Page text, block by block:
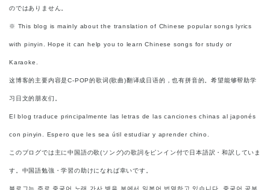
のではありません。
※ This blog is mainly about the translation of Chinese popular songs lyrics
with pinyin. Hope it can help you to learn Chinese songs for study or
Karaoke.
这博客的主要内容是C-POP的歌词(歌曲)翻译成日语的，也有拼音的。希望能够帮助学
习日文的朋友们。
El blog traduce principalmente las letras de las canciones chinas al japonés
con pinyin. Espero que les sea útil estudiar y aprender chino.
このブログでは主に中国語の歌(ソング)の歌詞をピンイン付で日本語訳・和訳していま
す。中国語勉強・学習の助けになれば幸いです。
블로그는 주로 중국어 노래 가사 병음 부에서 일본어 번역하고 있습니다. 중국어 공부